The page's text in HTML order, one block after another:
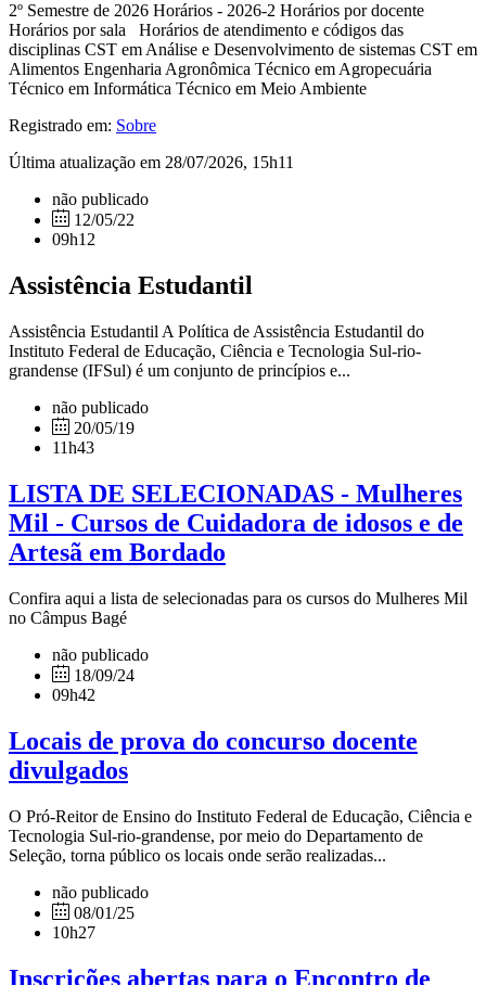
2º Semestre de 2026 Horários - 2026-2 Horários por docente
Horários por sala Horários de atendimento e códigos das
disciplinas CST em Análise e Desenvolvimento de sistemas CST em
Alimentos Engenharia Agronômica Técnico em Agropecuária
Técnico em Informática Técnico em Meio Ambiente
Registrado em: Sobre
Última atualização em 28/07/2026, 15h11
não publicado
12/05/22
09h12
Assistência Estudantil
Assistência Estudantil A Política de Assistência Estudantil do
Instituto Federal de Educação, Ciência e Tecnologia Sul-rio-
grandense (IFSul) é um conjunto de princípios e...
não publicado
20/05/19
11h43
LISTA DE SELECIONADAS - Mulheres
Mil - Cursos de Cuidadora de idosos e de
Artesã em Bordado
Confira aqui a lista de selecionadas para os cursos do Mulheres Mil
no Câmpus Bagé
não publicado
18/09/24
09h42
Locais de prova do concurso docente
divulgados
O Pró-Reitor de Ensino do Instituto Federal de Educação, Ciência e
Tecnologia Sul-rio-grandense, por meio do Departamento de
Seleção, torna público os locais onde serão realizadas...
não publicado
08/01/25
10h27
Inscrições abertas para o Encontro de